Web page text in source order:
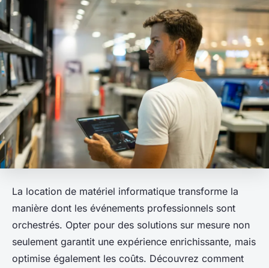
La location de matériel informatique transforme la
manière dont les événements professionnels sont
orchestrés. Opter pour des solutions sur mesure non
seulement garantit une expérience enrichissante, mais
optimise également les coûts. Découvrez comment